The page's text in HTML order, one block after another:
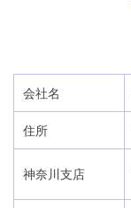
会社名
住所
神奈川支店